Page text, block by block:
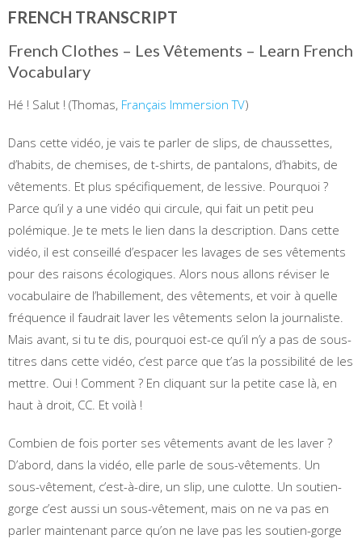
FRENCH TRANSCRIPT
French Clothes – Les Vêtements – Learn French
Vocabulary
Hé ! Salut ! (Thomas, Français Immersion TV)
Dans cette vidéo, je vais te parler de slips, de chaussettes,
d’habits, de chemises, de t-shirts, de pantalons, d’habits, de
vêtements. Et plus spécifiquement, de lessive. Pourquoi ?
Parce qu’il y a une vidéo qui circule, qui fait un petit peu
polémique. Je te mets le lien dans la description. Dans cette
vidéo, il est conseillé d’espacer les lavages de ses vêtements
pour des raisons écologiques. Alors nous allons réviser le
vocabulaire de l’habillement, des vêtements, et voir à quelle
fréquence il faudrait laver les vêtements selon la journaliste.
Mais avant, si tu te dis, pourquoi est-ce qu’il n’y a pas de sous-
titres dans cette vidéo, c’est parce que t’as la possibilité de les
mettre. Oui ! Comment ? En cliquant sur la petite case là, en
haut à droit, CC. Et voilà !
Combien de fois porter ses vêtements avant de les laver ?
D’abord, dans la vidéo, elle parle de sous-vêtements. Un
sous-vêtement, c’est-à-dire, un slip, une culotte. Un soutien-
gorge c’est aussi un sous-vêtement, mais on ne va pas en
parler maintenant parce qu’on ne lave pas les soutien-gorge